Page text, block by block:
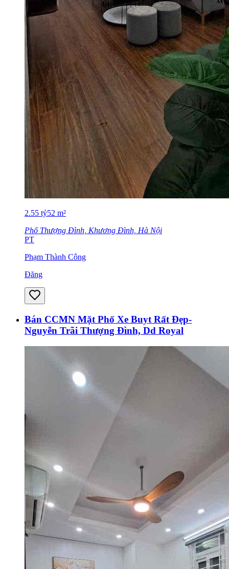
2.55 tỷ52 m²
Phố Thượng Đình, Khương Đình, Hà Nội
PT
Phạm Thành Công
Đăng
Bán CCMN Mặt Phố Xe Buyt Rất Đẹp-
Nguyễn Trãi Thượng Đình, Dd Royal